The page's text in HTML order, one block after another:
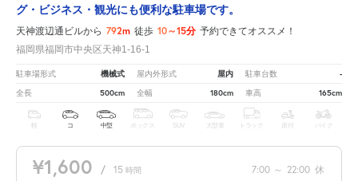
グ・ビジネス・観光にも便利な駐車場です。
天神渡辺通ビルから 792m 徒歩 10～15分 予約できてオススメ！
福岡県福岡市中央区天神1-16-1
駐車場形式 機械式 屋内外形式 屋内 駐車台数 -
全長 500cm 全幅 180cm 車高 165cm
軽 コ 中型 ボックス SUV 大型車 トラック 原付 バイク
¥1,600 / 15 時間 7:00 ～ 22:00 休